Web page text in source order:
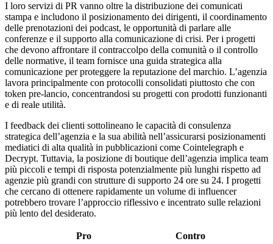
I loro servizi di PR vanno oltre la distribuzione dei comunicati
stampa e includono il posizionamento dei dirigenti, il coordinamento
delle prenotazioni dei podcast, le opportunità di parlare alle
conferenze e il supporto alla comunicazione di crisi. Per i progetti
che devono affrontare il contraccolpo della comunità o il controllo
delle normative, il team fornisce una guida strategica alla
comunicazione per proteggere la reputazione del marchio. L’agenzia
lavora principalmente con protocolli consolidati piuttosto che con
token pre-lancio, concentrandosi su progetti con prodotti funzionanti
e di reale utilità.
I feedback dei clienti sottolineano le capacità di consulenza
strategica dell’agenzia e la sua abilità nell’assicurarsi posizionamenti
mediatici di alta qualità in pubblicazioni come Cointelegraph e
Decrypt. Tuttavia, la posizione di boutique dell’agenzia implica team
più piccoli e tempi di risposta potenzialmente più lunghi rispetto ad
agenzie più grandi con strutture di supporto 24 ore su 24. I progetti
che cercano di ottenere rapidamente un volume di influencer
potrebbero trovare l’approccio riflessivo e incentrato sulle relazioni
più lento del desiderato.
Pro
Contro